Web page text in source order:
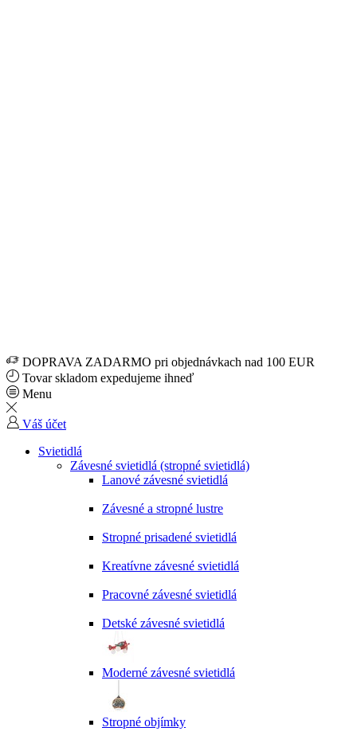
DOPRAVA ZADARMO pri objednávkach nad 100 EUR
Tovar skladom expedujeme ihneď
Menu
Váš účet
Svietidlá
Závesné svietidlá (stropné svietidlá)
Lanové závesné svietidlá
Závesné a stropné lustre
Stropné prisadené svietidlá
Kreatívne závesné svietidlá
Pracovné závesné svietidlá
Detské závesné svietidlá
Moderné závesné svietidlá
Stropné objímky